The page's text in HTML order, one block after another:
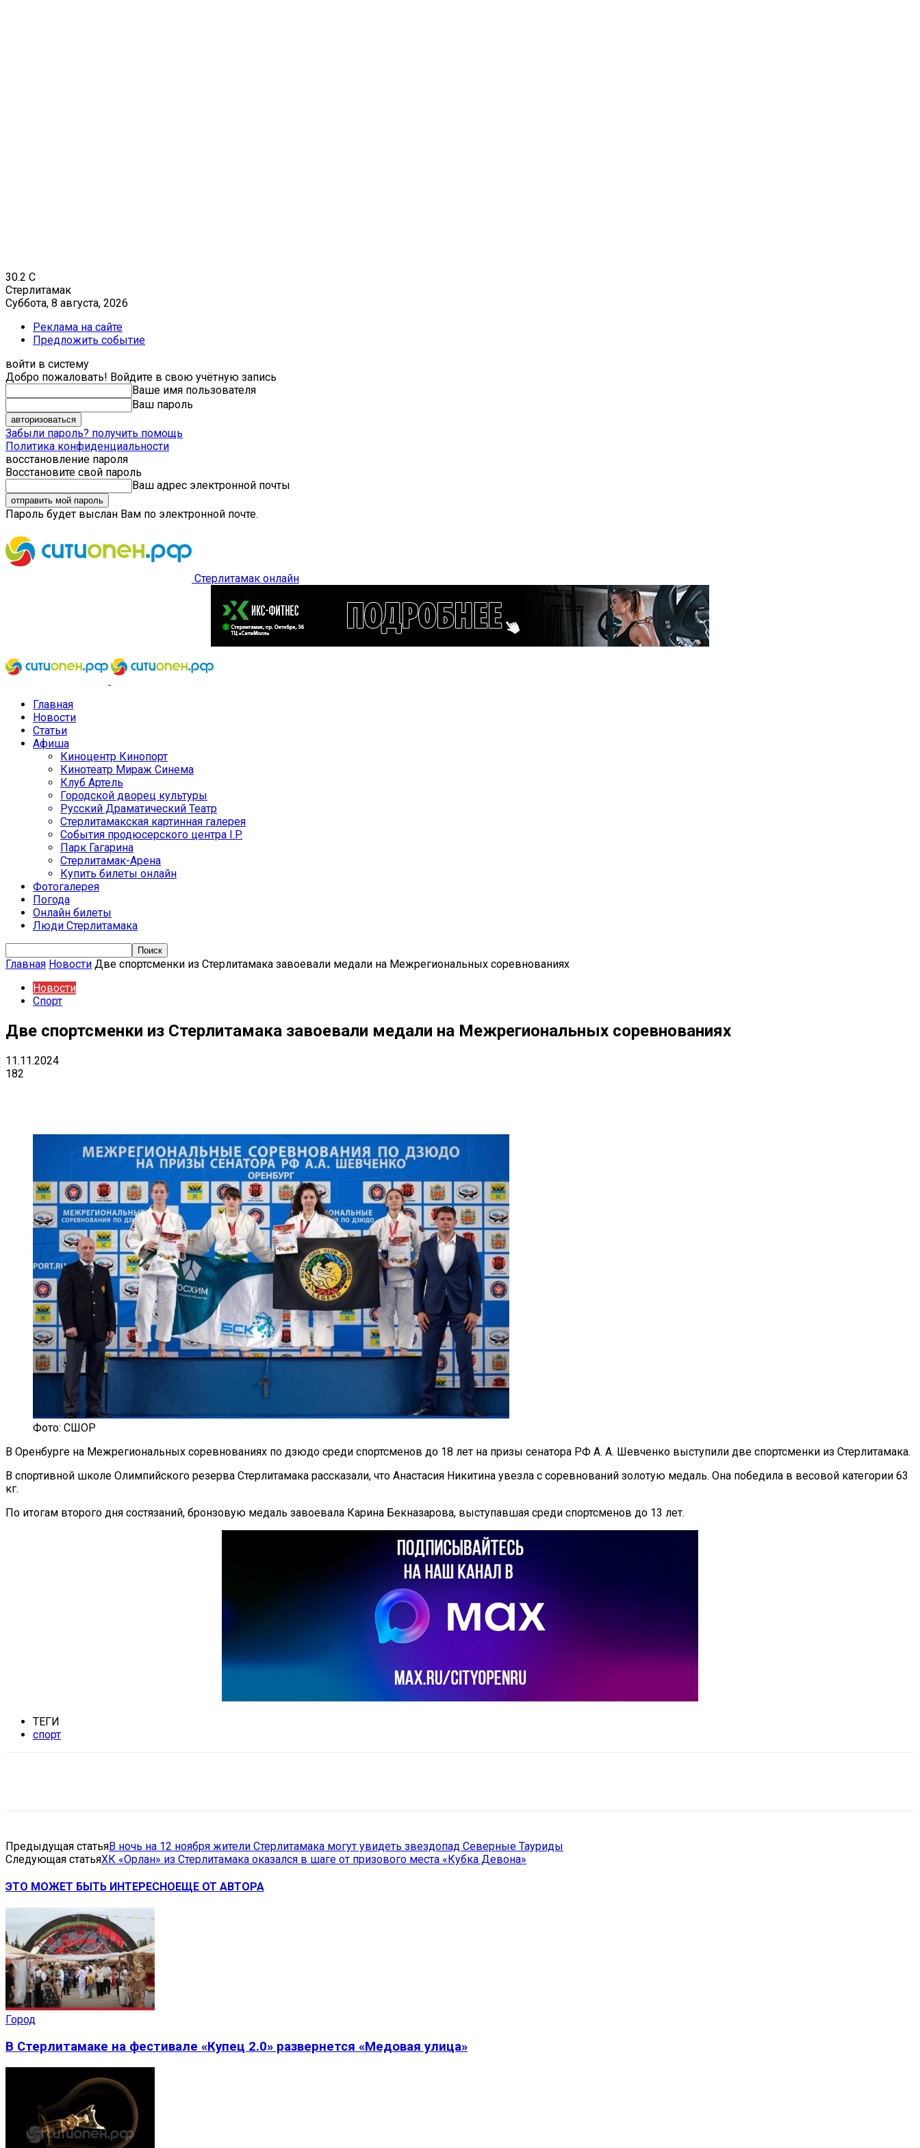
30.2 C
Стерлитамак
Суббота, 8 августа, 2026
Реклама на сайте
Предложить событие
войти в систему
Добро пожаловать! Войдите в свою учётную запись
Ваше имя пользователя
Ваш пароль
Забыли пароль? получить помощь
Политика конфиденциальности
восстановление пароля
Восстановите свой пароль
Ваш адрес электронной почты
Пароль будет выслан Вам по электронной почте.
Стерлитамак онлайн
Главная
Новости
Статьи
Афиша
Киноцентр Кинопорт
Кинотеатр Мираж Синема
Клуб Артель
Городской дворец культуры
Русский Драматический Театр
Стерлитамакская картинная галерея
События продюсерского центра I.P.
Парк Гагарина
Стерлитамак-Арена
Купить билеты онлайн
Фотогалерея
Погода
Онлайн билеты
Люди Стерлитамака
Главная Новости Две спортсменки из Стерлитамака завоевали медали на Межрегиональных соревнованиях
Новости
Спорт
Две спортсменки из Стерлитамака завоевали медали на Межрегиональных соревнованиях
11.11.2024
182
Фото: СШОР
В Оренбурге на Межрегиональных соревнованиях по дзюдо среди спортсменов до 18 лет на призы сенатора РФ А. А. Шевченко выступили две спортсменки из Стерлитамака.
В спортивной школе Олимпийского резерва Стерлитамака рассказали, что Анастасия Никитина увезла с соревнований золотую медаль. Она победила в весовой категории 63
кг.
По итогам второго дня состязаний, бронзовую медаль завоевала Карина Бекназарова, выступавшая среди спортсменов до 13 лет.
ТЕГИ
спорт
Предыдущая статьяВ ночь на 12 ноября жители Стерлитамака могут увидеть звездопад Северные Тауриды
Следующая статьяХК «Орлан» из Стерлитамака оказался в шаге от призового места «Кубка Девона»
ЭТО МОЖЕТ БЫТЬ ИНТЕРЕСНОЕЩЕ ОТ АВТОРА
Город
В Стерлитамаке на фестивале «Купец 2.0» развернется «Медовая улица»